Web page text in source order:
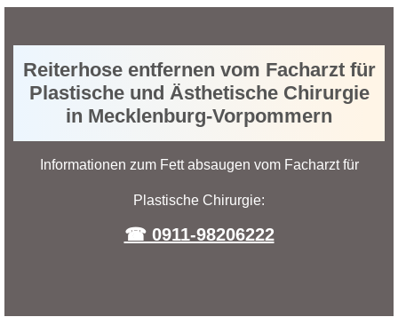
Reiterhose entfernen vom Facharzt für
Plastische und Ästhetische Chirurgie
in Mecklenburg-Vorpommern
Informationen zum Fett absaugen vom Facharzt für
Plastische Chirurgie:
☎ 0911-98206222